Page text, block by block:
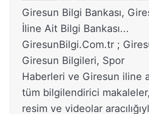
Giresun Bilgi Bankası,
İline Ait Bilgi Bankası...
GiresunBilgi.Com.tr ;
Giresun Bilgileri, Spor
Haberleri ve Giresun iline
tüm bilgilendirici makaleler,
resim ve videolar